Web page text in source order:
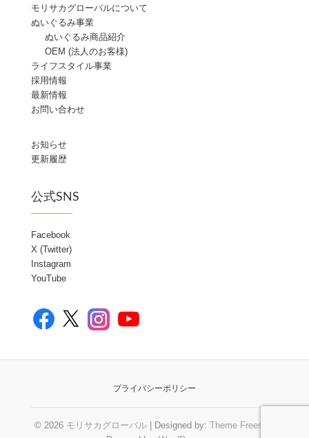
モリサカグローバルについて
ぬいぐるみ事業
ぬいぐるみ商品紹介
OEM (法人のお客様)
ライフスタイル事業
採用情報
最新情報
お問い合わせ
お知らせ
更新履歴
公式SNS
Facebook
X (Twitter)
Instagram
YouTube
Facebook
X InstagramYouTube
プライバシーポリシー
© 2026 モリサカグローバル| Designed by: Theme Freesia